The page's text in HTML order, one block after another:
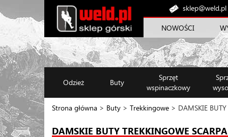
sklep@weld.pl
NOWOŚCI
Odzież Buty
Sprzęt
wspinaczkowy
Strona główna > Buty > Trekkingowe > DAMSKIE
DAMSKIE BUTY TREKKINGOWE